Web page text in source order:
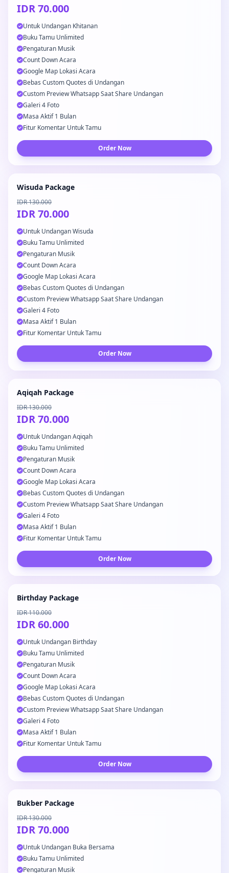
IDR 70.000
Untuk Undangan Khitanan
Buku Tamu Unlimited
Pengaturan Musik
Count Down Acara
Google Map Lokasi Acara
Bebas Custom Quotes di Undangan
Custom Preview Whatsapp Saat Share Undangan
Galeri 4 Foto
Masa Aktif 1 Bulan
Fitur Komentar Untuk Tamu
Order Now
Wisuda Package
IDR 130.000
IDR 70.000
Untuk Undangan Wisuda
Buku Tamu Unlimited
Pengaturan Musik
Count Down Acara
Google Map Lokasi Acara
Bebas Custom Quotes di Undangan
Custom Preview Whatsapp Saat Share Undangan
Galeri 4 Foto
Masa Aktif 1 Bulan
Fitur Komentar Untuk Tamu
Order Now
Aqiqah Package
IDR 130.000
IDR 70.000
Untuk Undangan Aqiqah
Buku Tamu Unlimited
Pengaturan Musik
Count Down Acara
Google Map Lokasi Acara
Bebas Custom Quotes di Undangan
Custom Preview Whatsapp Saat Share Undangan
Galeri 4 Foto
Masa Aktif 1 Bulan
Fitur Komentar Untuk Tamu
Order Now
Birthday Package
IDR 110.000
IDR 60.000
Untuk Undangan Birthday
Buku Tamu Unlimited
Pengaturan Musik
Count Down Acara
Google Map Lokasi Acara
Bebas Custom Quotes di Undangan
Custom Preview Whatsapp Saat Share Undangan
Galeri 4 Foto
Masa Aktif 1 Bulan
Fitur Komentar Untuk Tamu
Order Now
Bukber Package
IDR 130.000
IDR 70.000
Untuk Undangan Buka Bersama
Buku Tamu Unlimited
Pengaturan Musik